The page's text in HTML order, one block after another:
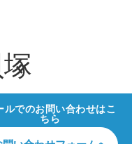
ルでのお問い合わせはこ
ちら